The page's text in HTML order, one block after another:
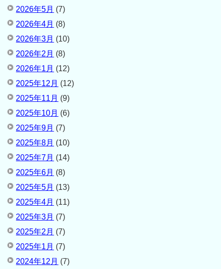
2026年5月 (7)
2026年4月 (8)
2026年3月 (10)
2026年2月 (8)
2026年1月 (12)
2025年12月 (12)
2025年11月 (9)
2025年10月 (6)
2025年9月 (7)
2025年8月 (10)
2025年7月 (14)
2025年6月 (8)
2025年5月 (13)
2025年4月 (11)
2025年3月 (7)
2025年2月 (7)
2025年1月 (7)
2024年12月 (7)